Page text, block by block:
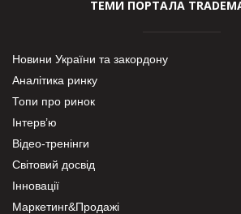
ТЕМИ ПОРТАЛА
Новини України та закордону
Аналітика ринку
Топи про ринок
Інтерв’ю
Відео-тренінги
Світовий досвід
Інновації
Маркетинг&Продажі